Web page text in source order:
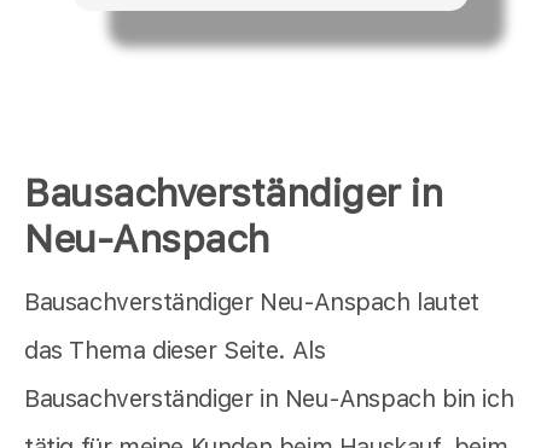
Bausachverständiger in
Neu-Anspach
Bausachverständiger Neu-Anspach lautet
das Thema dieser Seite. Als
Bausachverständiger in Neu-Anspach bin ich